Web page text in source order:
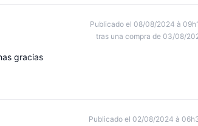
Publicado el 08/08/2024 à
tras una compra de 03/08/
gracias
Publicado el 02/08/2024 à